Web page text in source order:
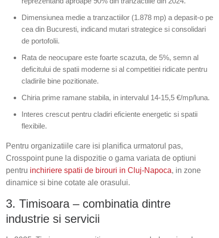
Dimensiunea medie a tranzactiilor (1.878 mp) a depasit-o pe
cea din Bucuresti, indicand mutari strategice si consolidari
de portofolii.
Rata de neocupare este foarte scazuta, de 5%, semn al
deficitului de spatii moderne si al competitiei ridicate pentru
cladirile bine pozitionate.
Chiria prime ramane stabila, in intervalul 14-15,5 €/mp/luna.
Interes crescut pentru cladiri eficiente energetic si spatii
flexibile.
Pentru organizatiile care isi planifica urmatorul pas,
Crosspoint pune la dispozitie o gama variata de optiuni
pentru inchiriere spatii de birouri in Cluj-Napoca, in zone
dinamice si bine cotate ale orasului.
3. Timisoara – combinatia dintre
industrie si servicii